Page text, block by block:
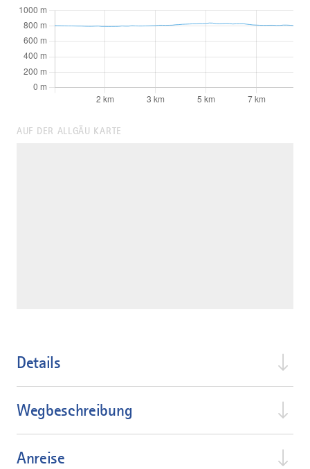
AUF DER ALLGÄU KARTE
Details
Wegbeschreibung
Anreise